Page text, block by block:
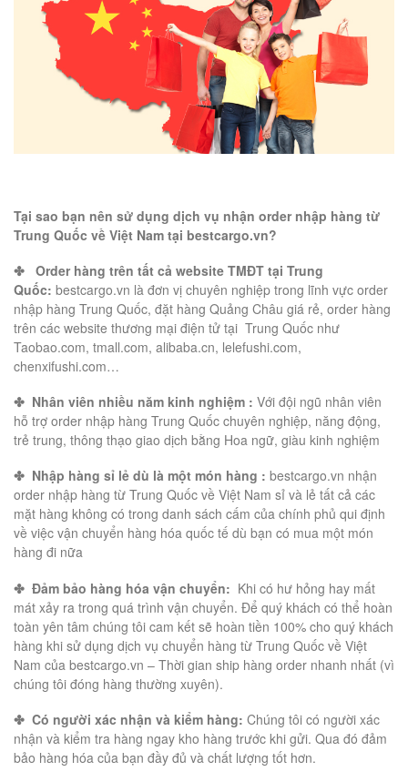
Tại sao bạn nên sử dụng dịch vụ nhận order nhập hàng từ
Trung Quốc về Việt Nam tại bestcargo.vn?
✤ Order hàng trên tất cả website TMĐT tại Trung
Quốc: bestcargo.vn là đơn vị chuyên nghiệp trong lĩnh vực order
nhập hàng Trung Quốc, đặt hàng Quảng Châu giá rẻ, order hàng
trên các website thương mại điện tử tại Trung Quốc như
Taobao.com, tmall.com, alibaba.cn, lelefushi.com,
chenxifushi.com…
✤ Nhân viên nhiều năm kinh nghiệm : Với đội ngũ nhân viên
hỗ trợ order nhập hàng Trung Quốc chuyên nghiệp, năng động,
trẻ trung, thông thạo giao dịch bằng Hoa ngữ, giàu kinh nghiệm
✤ Nhập hàng sỉ lẻ dù là một món hàng : bestcargo.vn nhận
order nhập hàng từ Trung Quốc về Việt Nam sỉ và lẻ tất cả các
mặt hàng không có trong danh sách cấm của chính phủ qui định
về việc vận chuyển hàng hóa quốc tế dù bạn có mua một món
hàng đi nữa
✤ Đảm bảo hàng hóa vận chuyển: Khi có hư hỏng hay mất
mát xảy ra trong quá trình vận chuyển. Để quý khách có thể hoàn
toàn yên tâm chúng tôi cam kết sẽ hoàn tiền 100% cho quý khách
hàng khi sử dụng dịch vụ chuyển hàng từ Trung Quốc về Việt
Nam của bestcargo.vn – Thời gian ship hàng order nhanh nhất (vì
chúng tôi đóng hàng thường xuyên).
✤ Có người xác nhận và kiểm hàng: Chúng tôi có người xác
nhận và kiểm tra hàng ngay kho hàng trước khi gửi. Qua đó đảm
bảo hàng hóa của bạn đầy đủ và chất lượng tốt hơn.